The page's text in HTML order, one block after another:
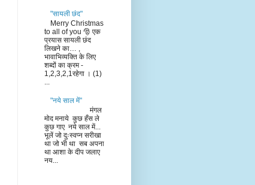
"सायली छंद"
Merry Christmas
to all of you 🎅 एक
प्रयास सायली छंद
लिखने का… ,
भावाभिव्यक्ति के लिए
शब्दों का क्रम -
1,2,3,2,1रहेगा । (1)
...
"नये साल में"
मंगल
मोद मनाये कुछ हँस ले
कुछ गाए नये साल में...
भूलें जो दुःस्वप्न सरीखा
था जो भी था सब अपना
था आशा के दीप जलाए
नय...